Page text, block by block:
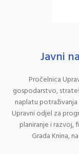
Javni
Pročelnica
gospodarstvo,
naplatu potraživanja
Upravni odjel za
planiranje i razvoj,
Grada Knina,